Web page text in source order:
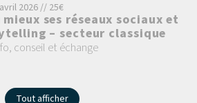
2026 // 25€
mieux ses réseaux sociaux et
– secteur classique
conseil et échange
Tout afficher